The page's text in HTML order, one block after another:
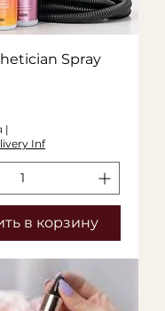
Spray
|
Inf
в корзину